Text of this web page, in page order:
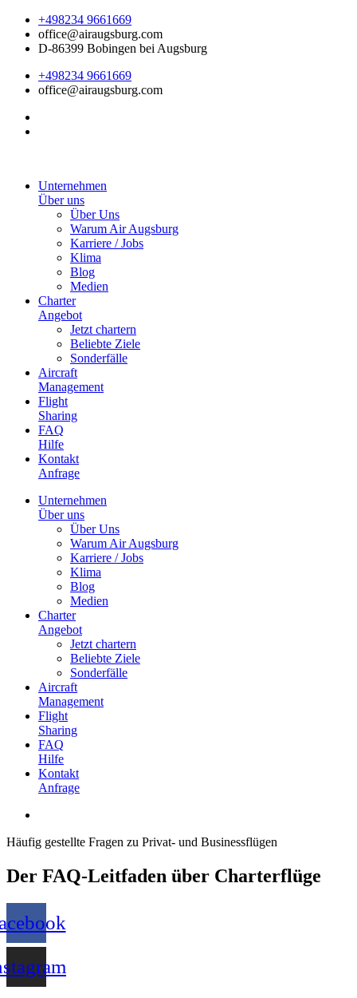
+498234 9661669
office@airaugsburg.com
D-86399 Bobingen bei Augsburg
+498234 9661669
office@airaugsburg.com
Unternehmen
Über uns
Über Uns
Warum Air Augsburg
Karriere / Jobs
Klima
Blog
Medien
Charter
Angebot
Jetzt chartern
Beliebte Ziele
Sonderfälle
Aircraft
Management
Flight
Sharing
FAQ
Hilfe
Kontakt
Anfrage
Unternehmen
Über uns
Über Uns
Warum Air Augsburg
Karriere / Jobs
Klima
Blog
Medien
Charter
Angebot
Jetzt chartern
Beliebte Ziele
Sonderfälle
Aircraft
Management
Flight
Sharing
FAQ
Hilfe
Kontakt
Anfrage
Häufig gestellte Fragen zu Privat- und Businessflügen
Der FAQ-Leitfaden über Charterflüge